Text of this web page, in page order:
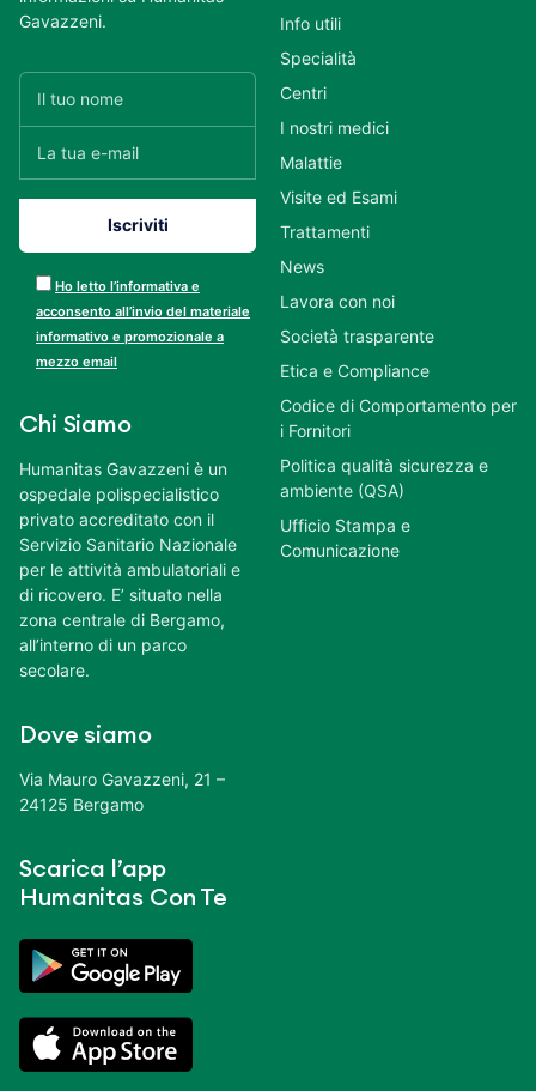
Gavazzeni.
Ho letto l’informativa e
acconsento all’invio del materiale
informativo e promozionale a
mezzo email
Chi Siamo
Humanitas Gavazzeni è un
ospedale polispecialistico
privato accreditato con il
Servizio Sanitario Nazionale
per le attività ambulatoriali e
di ricovero. E’ situato nella
zona centrale di Bergamo,
all’interno di un parco
secolare.
Dove siamo
Via Mauro Gavazzeni, 21 –
24125 Bergamo
Scarica l’app
Humanitas Con Te
Info utili
Specialità
Centri
I nostri medici
Malattie
Visite ed Esami
Trattamenti
News
Lavora con noi
Società trasparente
Etica e Compliance
Codice di Comportamento per
i Fornitori
Politica qualità sicurezza e
ambiente (QSA)
Ufficio Stampa e
Comunicazione